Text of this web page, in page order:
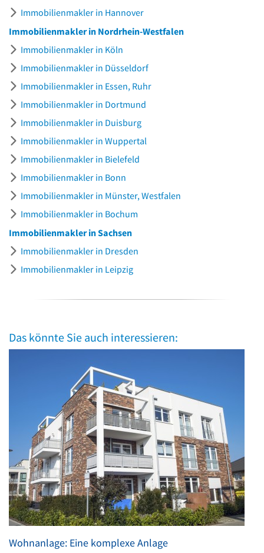
Immobilienmakler in Hannover
Immobilienmakler in Nordrhein-Westfalen
Immobilienmakler in Köln
Immobilienmakler in Düsseldorf
Immobilienmakler in Essen, Ruhr
Immobilienmakler in Dortmund
Immobilienmakler in Duisburg
Immobilienmakler in Wuppertal
Immobilienmakler in Bielefeld
Immobilienmakler in Bonn
Immobilienmakler in Münster, Westfalen
Immobilienmakler in Bochum
Immobilienmakler in Sachsen
Immobilienmakler in Dresden
Immobilienmakler in Leipzig
Das könnte Sie auch interessieren:
Wohnanlage: Eine komplexe Anlage